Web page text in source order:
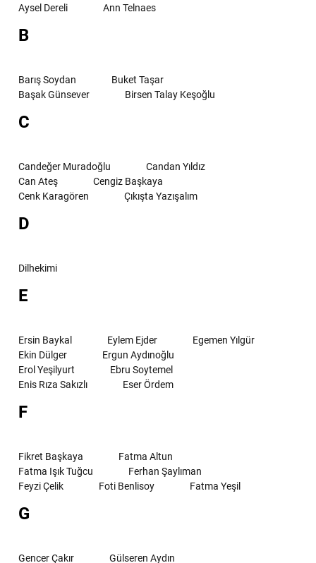
Aysel Dereli
Ann Telnaes
B
Barış Soydan
Buket Taşar
Başak Günsever
Birsen Talay Keşoğlu
C
Candeğer Muradoğlu
Candan Yıldız
Can Ateş
Cengiz Başkaya
Cenk Karagören
Çıkışta Yazışalım
D
Dilhekimi
E
Ersin Baykal Eylem Ejder
Egemen Yılgür
Ekin Dülger
Ergun Aydınoğlu
Erol Yeşilyurt
Ebru Soytemel
Enis Rıza Sakızlı
Eser Ördem
F
Fikret Başkaya
Fatma Altun
Fatma Işık Tuğcu
Ferhan Şaylıman
Feyzi Çelik
Foti Benlisoy Fatma Yeşil
G
Gencer Çakır
Gülseren Aydın